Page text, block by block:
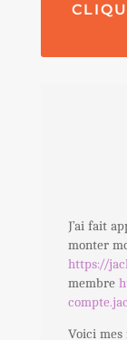
J’ai fait
monter
https://
membre
Voici mes